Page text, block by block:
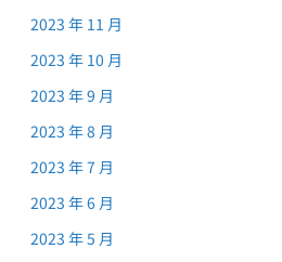
2023 年 11 月
2023 年 10 月
2023 年 9 月
2023 年 8 月
2023 年 7 月
2023 年 6 月
2023 年 5 月